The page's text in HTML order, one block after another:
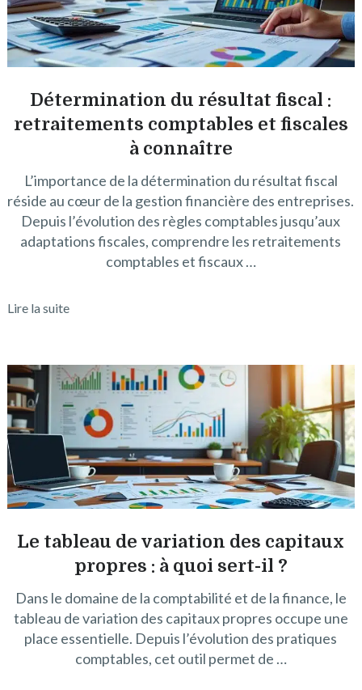
Détermination du résultat fiscal :
retraitements comptables et fiscales
à connaître
L’importance de la détermination du résultat fiscal
réside au cœur de la gestion financière des entreprises.
Depuis l’évolution des règles comptables jusqu’aux
adaptations fiscales, comprendre les retraitements
comptables et fiscaux …
Lire la suite
Le tableau de variation des capitaux
propres : à quoi sert-il ?
Dans le domaine de la comptabilité et de la finance, le
tableau de variation des capitaux propres occupe une
place essentielle. Depuis l’évolution des pratiques
comptables, cet outil permet de …